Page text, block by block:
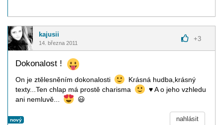
kajusii
14. března 2011
+3
Dokonalost !
On je ztělesněním dokonalosti
Krásná hudba,krásný
texty...Ten chlap má prostě charisma
♥A o jeho vzhledu
ani nemluvě...
😃
nový nahlásit